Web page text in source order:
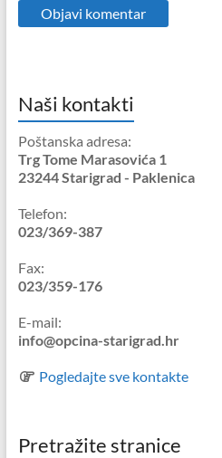
Naši kontakti
Poštanska adresa:
Trg Tome Marasovića 1
23244 Starigrad - Paklenica
Telefon:
023/369-387
Fax:
023/359-176
E-mail:
info@opcina-starigrad.hr
Pogledajte sve kontakte
Pretražite stranice